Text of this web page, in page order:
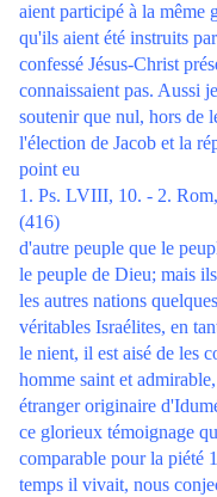
aient participé à la même
qu'ils aient été instruits
confessé Jésus-Christ
connaissaient pas. Aussi
soutenir que nul, hors de
l'élection de Jacob et la
point eu
1. Ps. LVIII, 10. - 2.
(416)
d'autre peuple que le
le peuple de Dieu; mais
les autres nations
véritables Israélites, en
le nient, il est aisé de les
homme saint et
étranger originaire
ce glorieux témoignage
comparable pour la piété
temps il vivait, nous